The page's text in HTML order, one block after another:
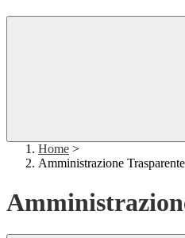
Home >
Amministrazione Trasparente